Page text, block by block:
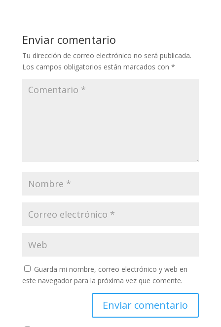
Enviar comentario
Tu dirección de correo electrónico no será publicada.
Los campos obligatorios están marcados con *
Guarda mi nombre, correo electrónico y web en
este navegador para la próxima vez que comente.